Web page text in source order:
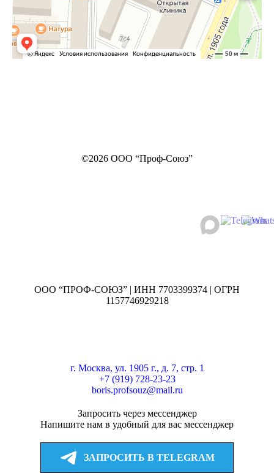
©2026 ООО “Проф-Союз”
ООО “ПРОФ-СОЮЗ” | ИНН 7703399374 | ОГРН
1157746929218
г. Москва, ул. 1905 г., д. 7, стр. 1
+7 (919) 728-23-23
boris.profsouz@mail.ru
Запросить через мессенджер
Напишите нам в удобный для вас мессенджер
ЗАПРОСИТЬ В TELEGRAM